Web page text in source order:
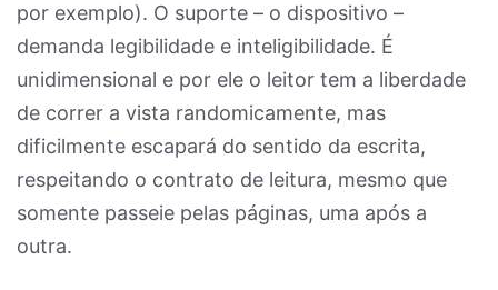
por exemplo). O suporte – o dispositivo –
demanda legibilidade e inteligibilidade. É
unidimensional e por ele o leitor tem a liberdade
de correr a vista randomicamente, mas
dificilmente escapará do sentido da escrita,
respeitando o contrato de leitura, mesmo que
somente passeie pelas páginas, uma após a
outra.